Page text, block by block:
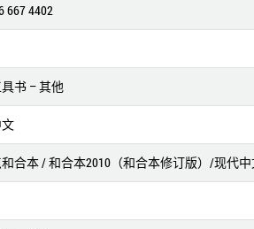
667 4402
书 – 其他
合本 / 和合本2010（和合本修订版）/现代